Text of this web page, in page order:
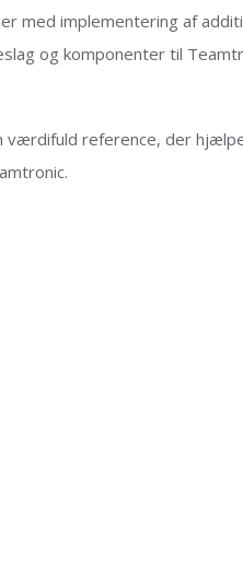
med implementering af
og komponenter til
værdifuld reference, der